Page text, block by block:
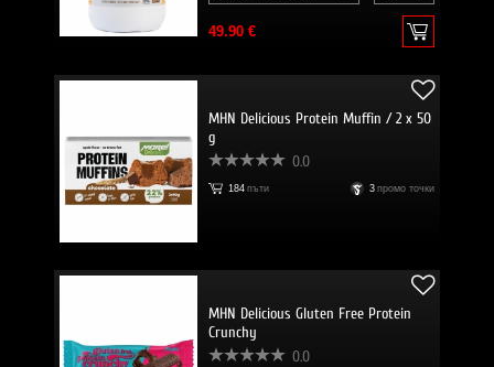
49.90 €
MHN Delicious Protein Muffin / 2 x 50
g
0.0
184 пъти 3 промо точки
MHN Delicious Gluten Free Protein
Crunchy
0.0